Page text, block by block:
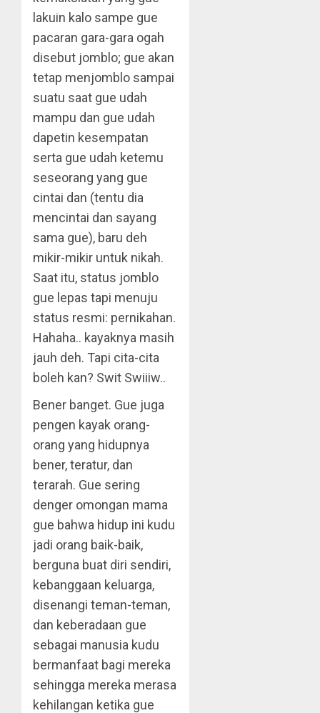
lakuin kalo sampe gue
pacaran gara-gara ogah
disebut jomblo; gue akan
tetap menjomblo sampai
suatu saat gue udah
mampu dan gue udah
dapetin kesempatan
serta gue udah ketemu
seseorang yang gue
cintai dan (tentu dia
mencintai dan sayang
sama gue), baru deh
mikir-mikir untuk nikah.
Saat itu, status jomblo
gue lepas tapi menuju
status resmi: pernikahan.
Hahaha.. kayaknya masih
jauh deh. Tapi cita-cita
boleh kan? Swit Swiiiw..
Bener banget. Gue juga
pengen kayak orang-
orang yang hidupnya
bener, teratur, dan
terarah. Gue sering
denger omongan mama
gue bahwa hidup ini kudu
jadi orang baik-baik,
berguna buat diri sendiri,
kebanggaan keluarga,
disenangi teman-teman,
dan keberadaan gue
sebagai manusia kudu
bermanfaat bagi mereka
sehingga mereka merasa
kehilangan ketika gue